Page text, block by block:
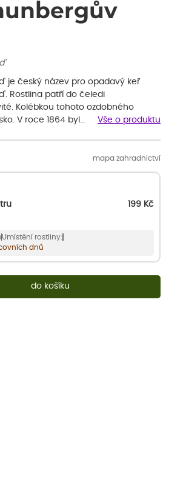
je český název pro opadavý keř
Rostlina patří do čeledi
Kolébkou tohoto ozdobného
V roce 1864 byl…
Vše o produktu
mapa zahradnictví
199 Kč
Umístění rostliny:
dnů
do košíku